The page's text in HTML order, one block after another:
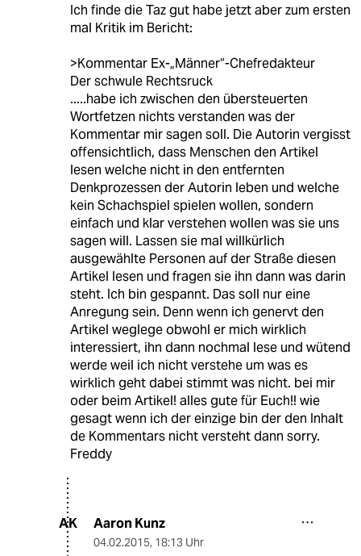
Ich finde die Taz gut habe jetzt aber zum ersten
mal Kritik im Bericht:
>Kommentar Ex-„Männer“-Chefredakteur
Der schwule Rechtsruck
.....habe ich zwischen den übersteuerten
Wortfetzen nichts verstanden was der
Kommentar mir sagen soll. Die Autorin vergisst
offensichtlich, dass Menschen den Artikel
lesen welche nicht in den entfernten
Denkprozessen der Autorin leben und welche
kein Schachspiel spielen wollen, sondern
einfach und klar verstehen wollen was sie uns
sagen will. Lassen sie mal willkürlich
ausgewählte Personen auf der Straße diesen
Artikel lesen und fragen sie ihn dann was darin
steht. Ich bin gespannt. Das soll nur eine
Anregung sein. Denn wenn ich genervt den
Artikel weglege obwohl er mich wirklich
interessiert, ihn dann nochmal lese und wütend
werde weil ich nicht verstehe um was es
wirklich geht dabei stimmt was nicht. bei mir
oder beim Artikel! alles gute für Euch!! wie
gesagt wenn ich der einzige bin der den Inhalt
de Kommentars nicht versteht dann sorry.
Freddy
AK Aaron Kunz
04.02.2015, 18:13 Uhr